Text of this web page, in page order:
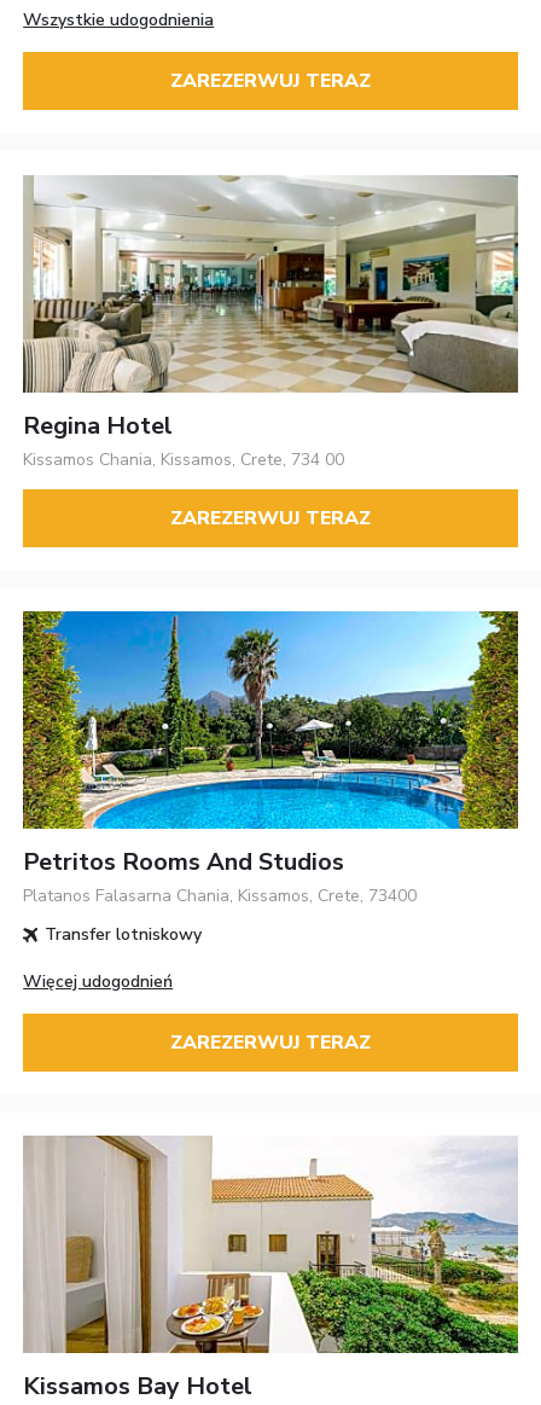
Wszystkie udogodnienia
ZAREZERWUJ TERAZ
Regina Hotel
Kissamos Chania, Kissamos, Crete, 734 00
ZAREZERWUJ TERAZ
Petritos Rooms And Studios
Platanos Falasarna Chania, Kissamos, Crete, 73400
Transfer lotniskowy
Więcej udogodnień
ZAREZERWUJ TERAZ
Kissamos Bay Hotel